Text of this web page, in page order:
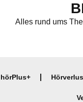
Alles rund ums
hörPlus+